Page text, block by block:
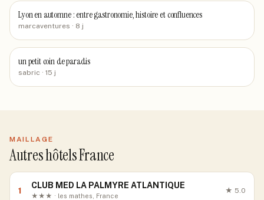
Lyon en automne : entre gastronomie, histoire et confluences
marcaventures · 8 j
un petit coin de paradis
sabric · 15 j
MAILLAGE
Autres hôtels France
1
CLUB MED LA PALMYRE ATLANTIQUE
★★★ · les mathes, France
★ 5.0